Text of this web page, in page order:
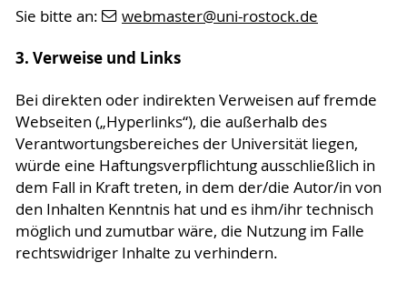
Sie bitte an:
webmaster@uni-rostock.de
3. Verweise und Links
Bei direkten oder indirekten Verweisen auf fremde
Webseiten („Hyperlinks“), die außerhalb des
Verantwortungsbereiches der Universität liegen,
würde eine Haftungsverpflichtung ausschließlich in
dem Fall in Kraft treten, in dem der/die Autor/in von
den Inhalten Kenntnis hat und es ihm/ihr technisch
möglich und zumutbar wäre, die Nutzung im Falle
rechtswidriger Inhalte zu verhindern.